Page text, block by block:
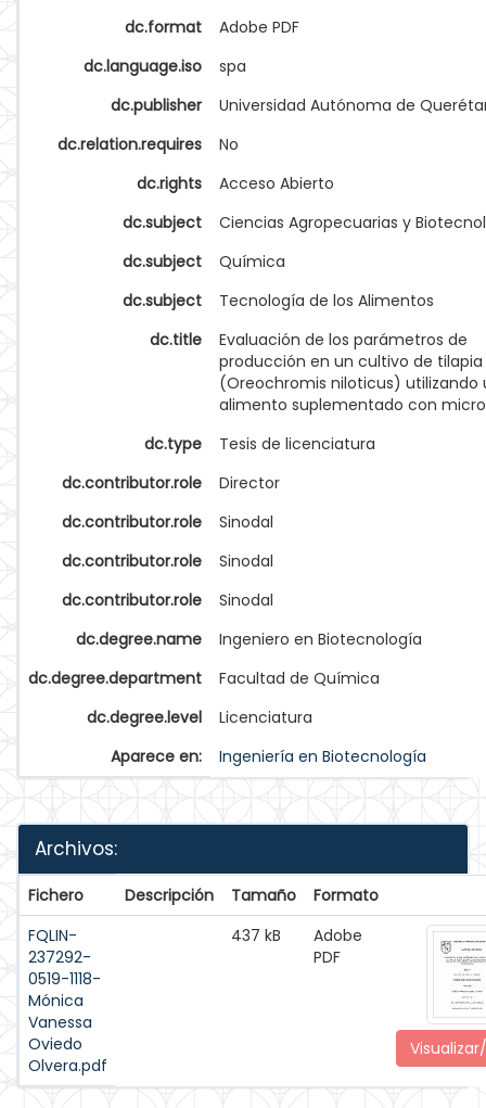
dc.format
Adobe PDF
dc.language.iso
spa
dc.publisher
Universidad Autónoma de
dc.relation.requires
No
dc.rights
Acceso Abierto
dc.subject
Ciencias Agropecuarias y
dc.subject
Química
dc.subject
Tecnología de los Alimentos
dc.title
Evaluación de los parámetros de
producción en un cultivo de tilapia
(Oreochromis niloticus) utilizando
alimento suplementado con
dc.type
Tesis de licenciatura
dc.contributor.role
Director
dc.contributor.role
Sinodal
dc.contributor.role
Sinodal
dc.contributor.role
Sinodal
dc.degree.name
Ingeniero en Biotecnología
dc.degree.department
Facultad de Química
dc.degree.level
Licenciatura
Aparece en:
Ingeniería en Biotecnología
Archivos:
Fichero Descripción Tamaño
Formato
FQLIN-
237292-
0519-1118-
Mónica
Vanessa
Oviedo
Olvera.pdf
437 kB
Adobe
PDF